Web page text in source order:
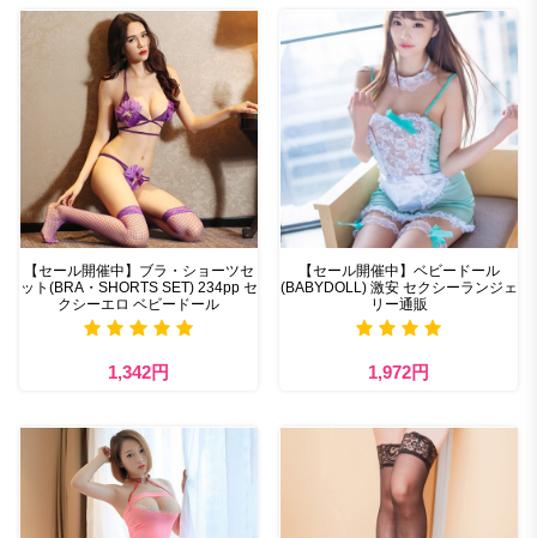
【セール開催中】ブラ・ショーツセ
ット(BRA・SHORTS SET) 234pp セ
クシーエロ ベビードール
1,342円
【セール開催中】ベビードール
(BABYDOLL) 激安 セクシーランジェ
リー通販
1,972円